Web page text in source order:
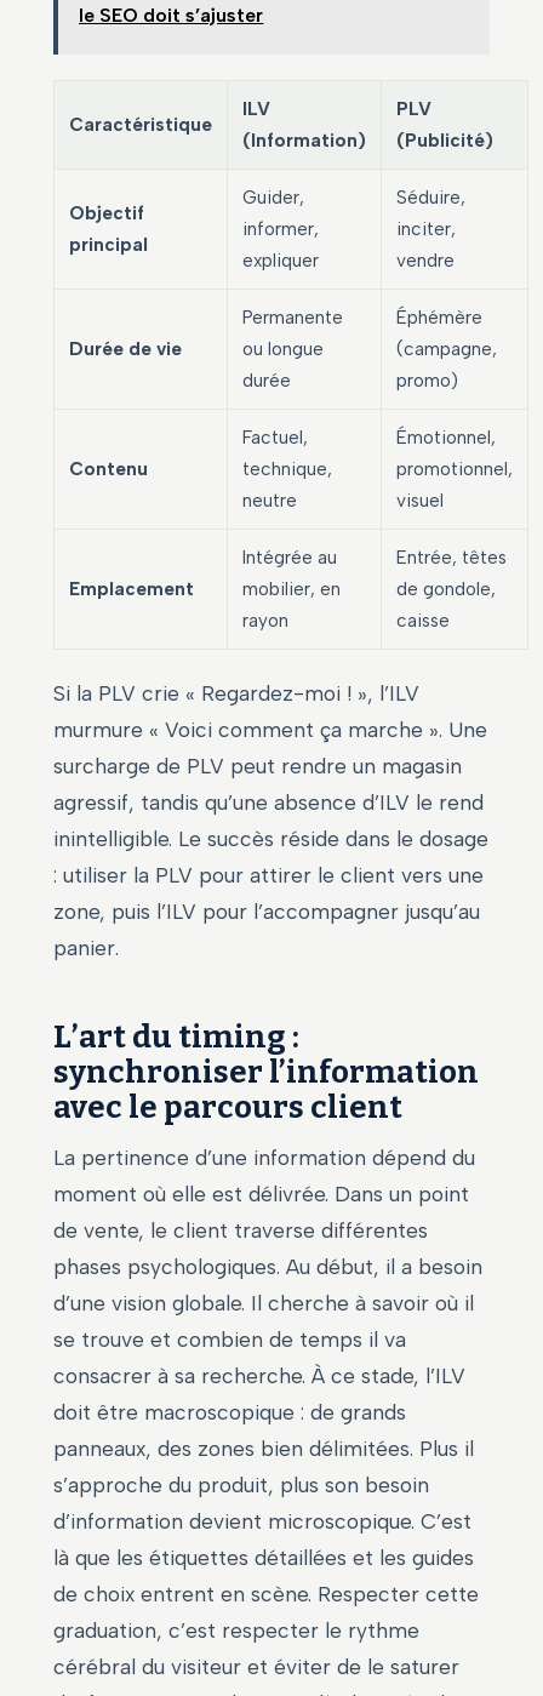
le SEO doit s’ajuster
Caractéristique
ILV
(Information)
PLV
(Publicité)
Objectif
principal
Guider,
informer,
expliquer
Séduire,
inciter,
vendre
Durée de vie
Permanente
ou longue
durée
Éphémère
(campagne,
promo)
Contenu
Factuel,
technique,
neutre
Émotionnel,
promotionnel,
visuel
Emplacement
Intégrée au
mobilier, en
rayon
Entrée, têtes
de gondole,
caisse
Si la PLV crie « Regardez-moi ! », l’ILV
murmure « Voici comment ça marche ». Une
surcharge de PLV peut rendre un magasin
agressif, tandis qu’une absence d’ILV le rend
inintelligible. Le succès réside dans le dosage
: utiliser la PLV pour attirer le client vers une
zone, puis l’ILV pour l’accompagner jusqu’au
panier.
L’art du timing :
synchroniser l’information
avec le parcours client
La pertinence d’une information dépend du
moment où elle est délivrée. Dans un point
de vente, le client traverse différentes
phases psychologiques. Au début, il a besoin
d’une vision globale. Il cherche à savoir où il
se trouve et combien de temps il va
consacrer à sa recherche. À ce stade, l’ILV
doit être macroscopique : de grands
panneaux, des zones bien délimitées. Plus il
s’approche du produit, plus son besoin
d’information devient microscopique. C’est
là que les étiquettes détaillées et les guides
de choix entrent en scène. Respecter cette
graduation, c’est respecter le rythme
cérébral du visiteur et éviter de le saturer